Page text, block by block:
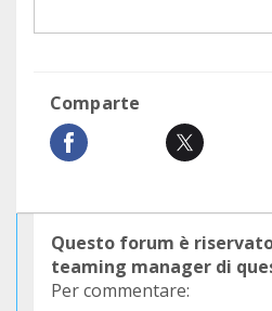
Comparte
Questo forum è
teaming manager di
Per commentare: